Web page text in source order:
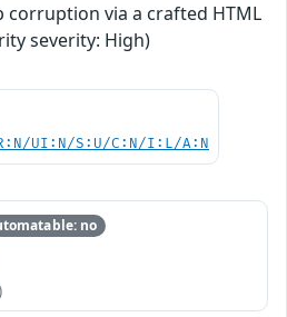
corruption via a crafted HTML
severity: High)
UI:N/S:U/C:N/I:L/A:N
no